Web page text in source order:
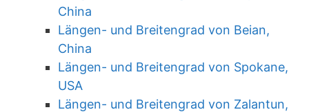
China
Längen- und Breitengrad von Beian,
China
Längen- und Breitengrad von Spokane,
USA
Längen- und Breitengrad von Zalantun,